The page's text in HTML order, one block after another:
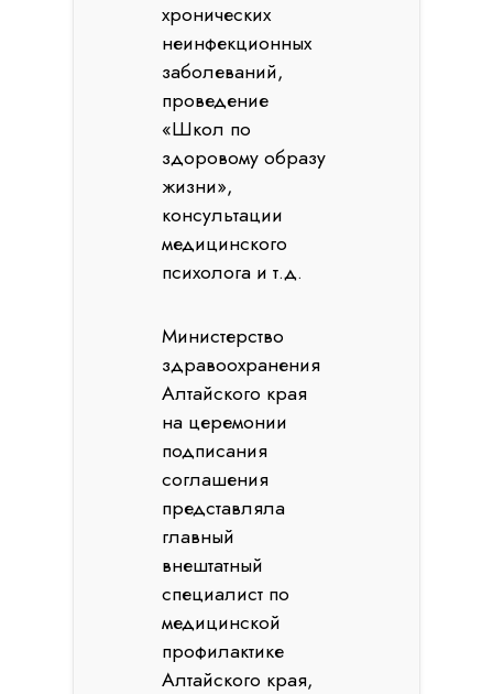
хронических
неинфекционных
заболеваний,
проведение
«Школ по
здоровому образу
жизни»,
консультации
медицинского
психолога и т.д.
Министерство
здравоохранения
Алтайского края
на церемонии
подписания
соглашения
представляла
главный
внештатный
специалист по
медицинской
профилактике
Алтайского края,